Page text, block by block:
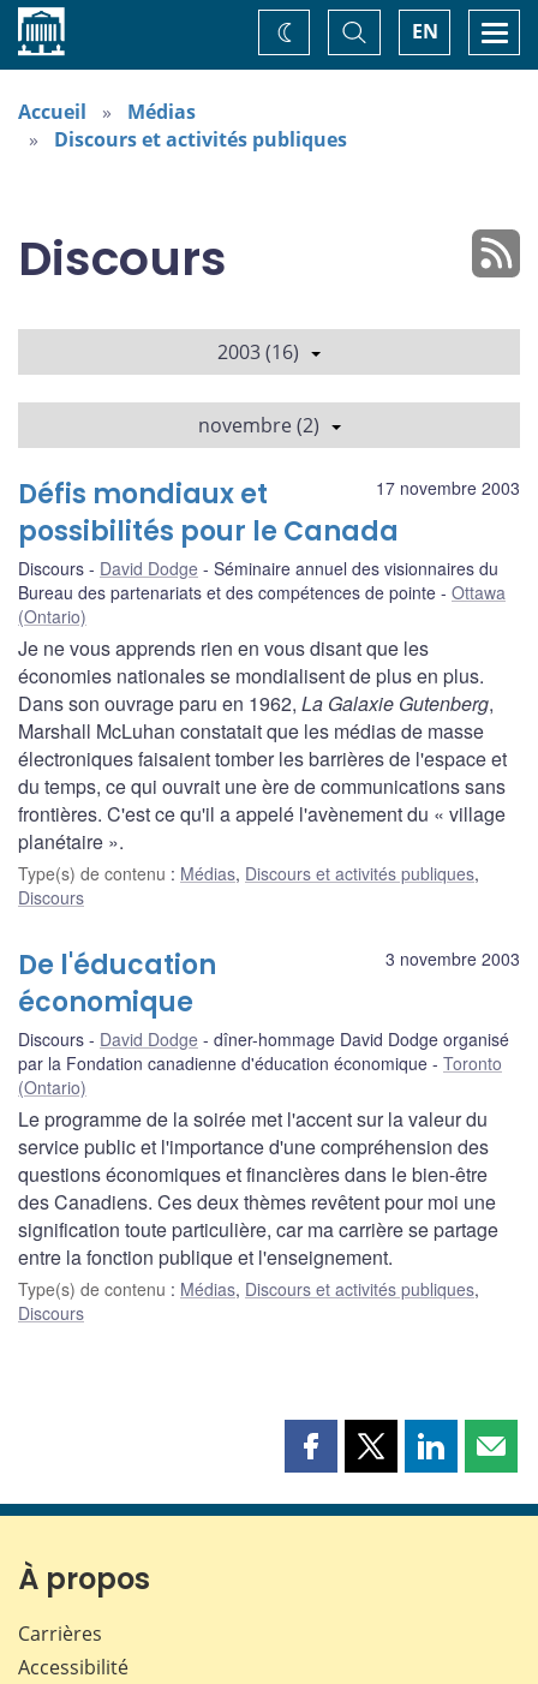
Accueil EN
Basculer
la
recherche
Changez
de
Accueil
Médias
Discours et activités publiques
Discours
2003 (16)
novembre (2)
17 novembre 2003
Défis mondiaux et
possibilités pour le Canada
Discours David Dodge
Séminaire annuel des visionnaires du
Bureau des partenariats et des compétences de pointe
Ottawa
(Ontario)
Je ne vous apprends rien en vous disant que les
économies nationales se mondialisent de plus en plus.
Dans son ouvrage paru en 1962, La Galaxie Gutenberg,
Marshall McLuhan constatait que les médias de masse
électroniques faisaient tomber les barrières de l'espace et
du temps, ce qui ouvrait une ère de communications sans
frontières. C'est ce qu'il a appelé l'avènement du « village
planétaire ».
Type(s) de contenu : Médias, Discours et activités publiques,
Discours
3 novembre 2003
De l'éducation
économique
Discours David Dodge
dîner-hommage David Dodge organisé
par la Fondation canadienne d'éducation économique
Toronto
(Ontario)
Le programme de la soirée met l'accent sur la valeur du
service public et l'importance d'une compréhension des
questions économiques et financières dans le bien-être
des Canadiens. Ces deux thèmes revêtent pour moi une
signification toute particulière, car ma carrière se partage
entre la fonction publique et l'enseignement.
Type(s) de contenu : Médias, Discours et activités publiques,
Discours
Partager
page
Partager
page
Partager
page page
À propos
Carrières
Accessibilité